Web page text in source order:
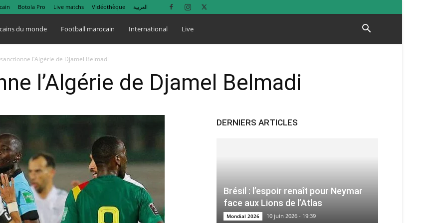
Botola Pro Live matchs Vidéothèque العربية
du monde Football marocain International Live
sanctionne l’Algérie de Djamel Belmadi
l’Algérie de Djamel Belmadi
DERNIERS ARTICLES
Brésil : l’espoir renaît pour Neymar
face aux Lions de l’Atlas
Mondial 2026 10 juin 2026 - 19:39